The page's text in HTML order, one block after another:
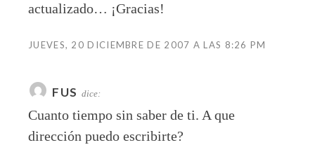
actualizado… ¡Gracias!
JUEVES, 20 DICIEMBRE DE 2007 A LAS 8:26 PM
FUS dice:
Cuanto tiempo sin saber de ti. A que
dirección puedo escribirte?